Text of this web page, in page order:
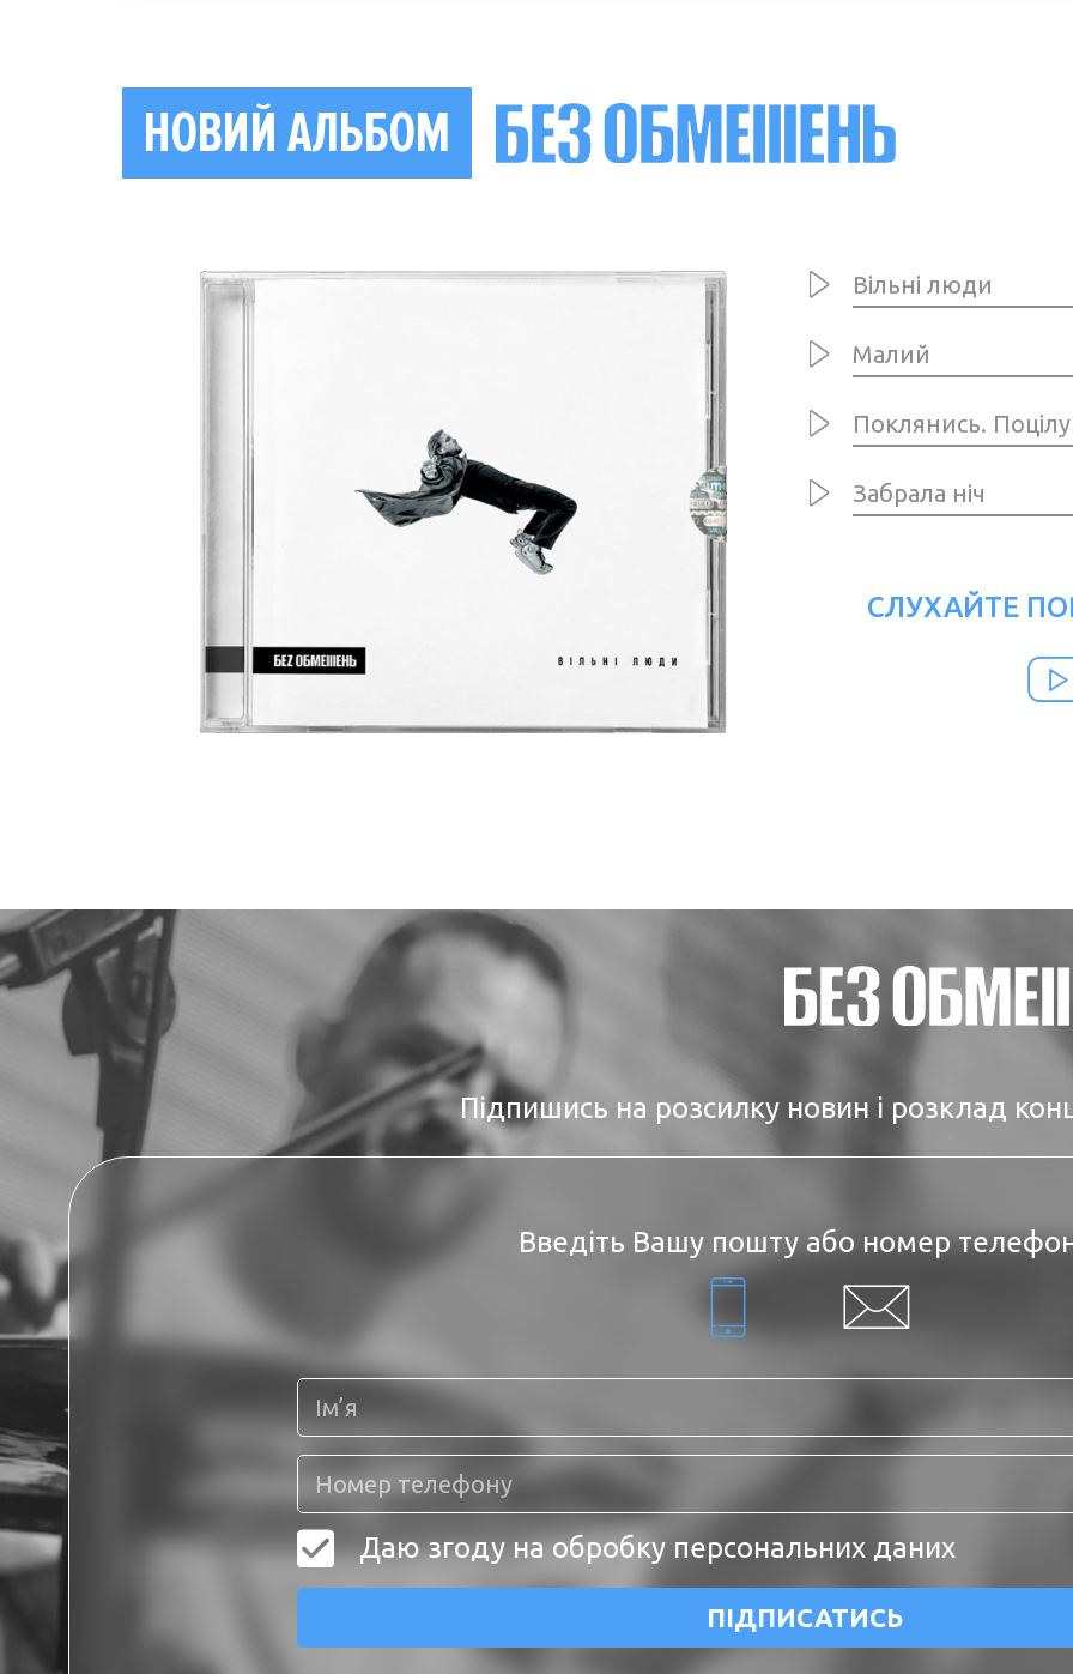
НОВИЙ АЛЬБОМ
Вільні люди
Малий
Поклянись.
Забрала ніч
СЛУХАЙТЕ
Підпишись на розсилку новин і розклад
Введіть Вашу пошту або номер
Даю згоду на обробку персональних даних